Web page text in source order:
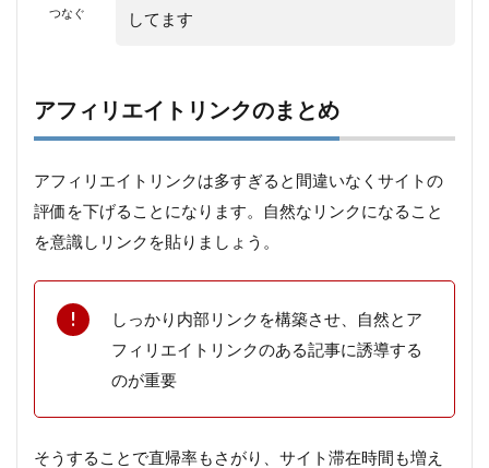
つなぐ
してます
アフィリエイトリンクのまとめ
アフィリエイトリンクは多すぎると間違いなくサイトの
評価を下げることになります。自然なリンクになること
を意識しリンクを貼りましょう。
しっかり内部リンクを構築させ、自然とア
フィリエイトリンクのある記事に誘導する
のが重要
そうすることで直帰率もさがり、サイト滞在時間も増え